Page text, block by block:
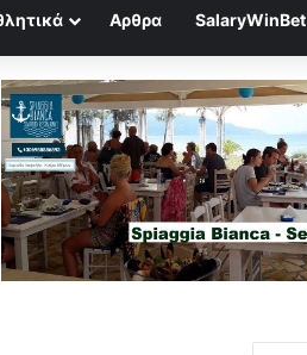
Αρθρα SalaryWinBet